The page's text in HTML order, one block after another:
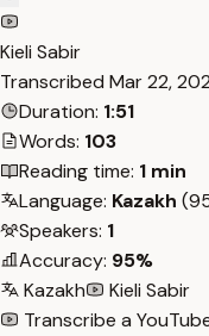
Kieli Sabir
Transcribed Mar 22,
Duration: 1:51
Words: 103
Reading time: 1 min
Language: Kazakh
Speakers: 1
Accuracy: 95%
Kazakh
Kieli Sabir
Transcribe a